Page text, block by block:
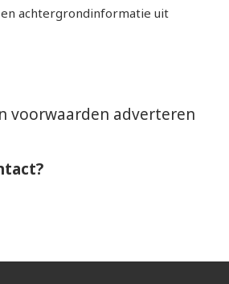
achtergrondinformatie uit
voorwaarden adverteren